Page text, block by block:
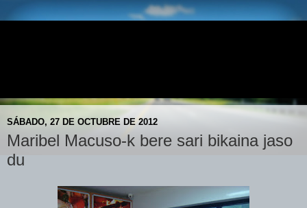
SÁBADO, 27 DE OCTUBRE DE 2012
Maribel Macuso-k bere sari bikaina jaso
du